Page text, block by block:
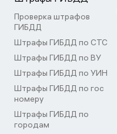
Проверка штрафов
ГИБДД
Штрафы ГИБДД по СТС
Штрафы ГИБДД по ВУ
Штрафы ГИБДД по УИН
Штрафы ГИБДД по гос
номеру
Штрафы ГИБДД по
городам